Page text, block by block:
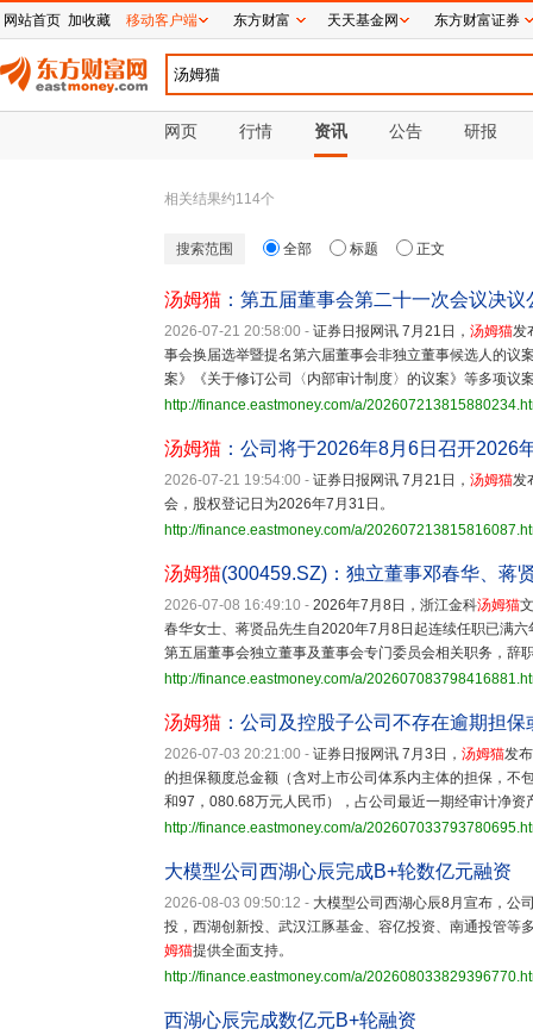
网页 行情 资讯 公告 研报
相关结果约114个
搜索范围 全部 标题 正文
汤姆猫 ：第五届董事会第二十一次会议决议
2026-07-21 20:58:00 - 证券日报网讯 7月21日， 汤姆猫发
事会换届选举暨提名第六届董事会非独立董事候选人的议
案》《关于修订公司〈内部审计制度〉的议案》等多项议
http://finance.eastmoney.com/a/
汤姆猫 ：公司将于2026年8月6日召开2026
2026-07-21 19:54:00 - 证券日报网讯 7月21日， 汤姆猫发
会，股权登记日为2026年7月31日。
http://finance.eastmoney.com/a/
汤姆猫(300459.SZ)：独立董事邓春华、蒋
2026-07-08 16:49:10 - 2026年7月8日，浙江金科汤姆猫
春华女士、蒋贤品先生自2020年7月8日起连续任职已满
第五届董事会独立董事及董事会专门委员会相关职务，辞
http://finance.eastmoney.com/a/
汤姆猫 ：公司及控股子公司不存在逾期担
2026-07-03 20:21:00 - 证券日报网讯 7月3日， 汤姆猫发
的担保额度总金额（含对上市公司体系内主体的担保，
和97，080.68万元人民币），占公司最近一期经审计净资
http://finance.eastmoney.com/a/
大模型公司西湖心辰完成B+轮数亿元融资
2026-08-03 09:50:12 - 大模型公司西湖心辰8月宣布，公
投，西湖创新投、武汉江豚基金、容亿投资、南通投管等
姆猫提供全面支持。
http://finance.eastmoney.com/a/
西湖心辰完成数亿元B+轮融资
网站首页 加收藏 移动客户端 东方财富 天天基金网 东方财富证券